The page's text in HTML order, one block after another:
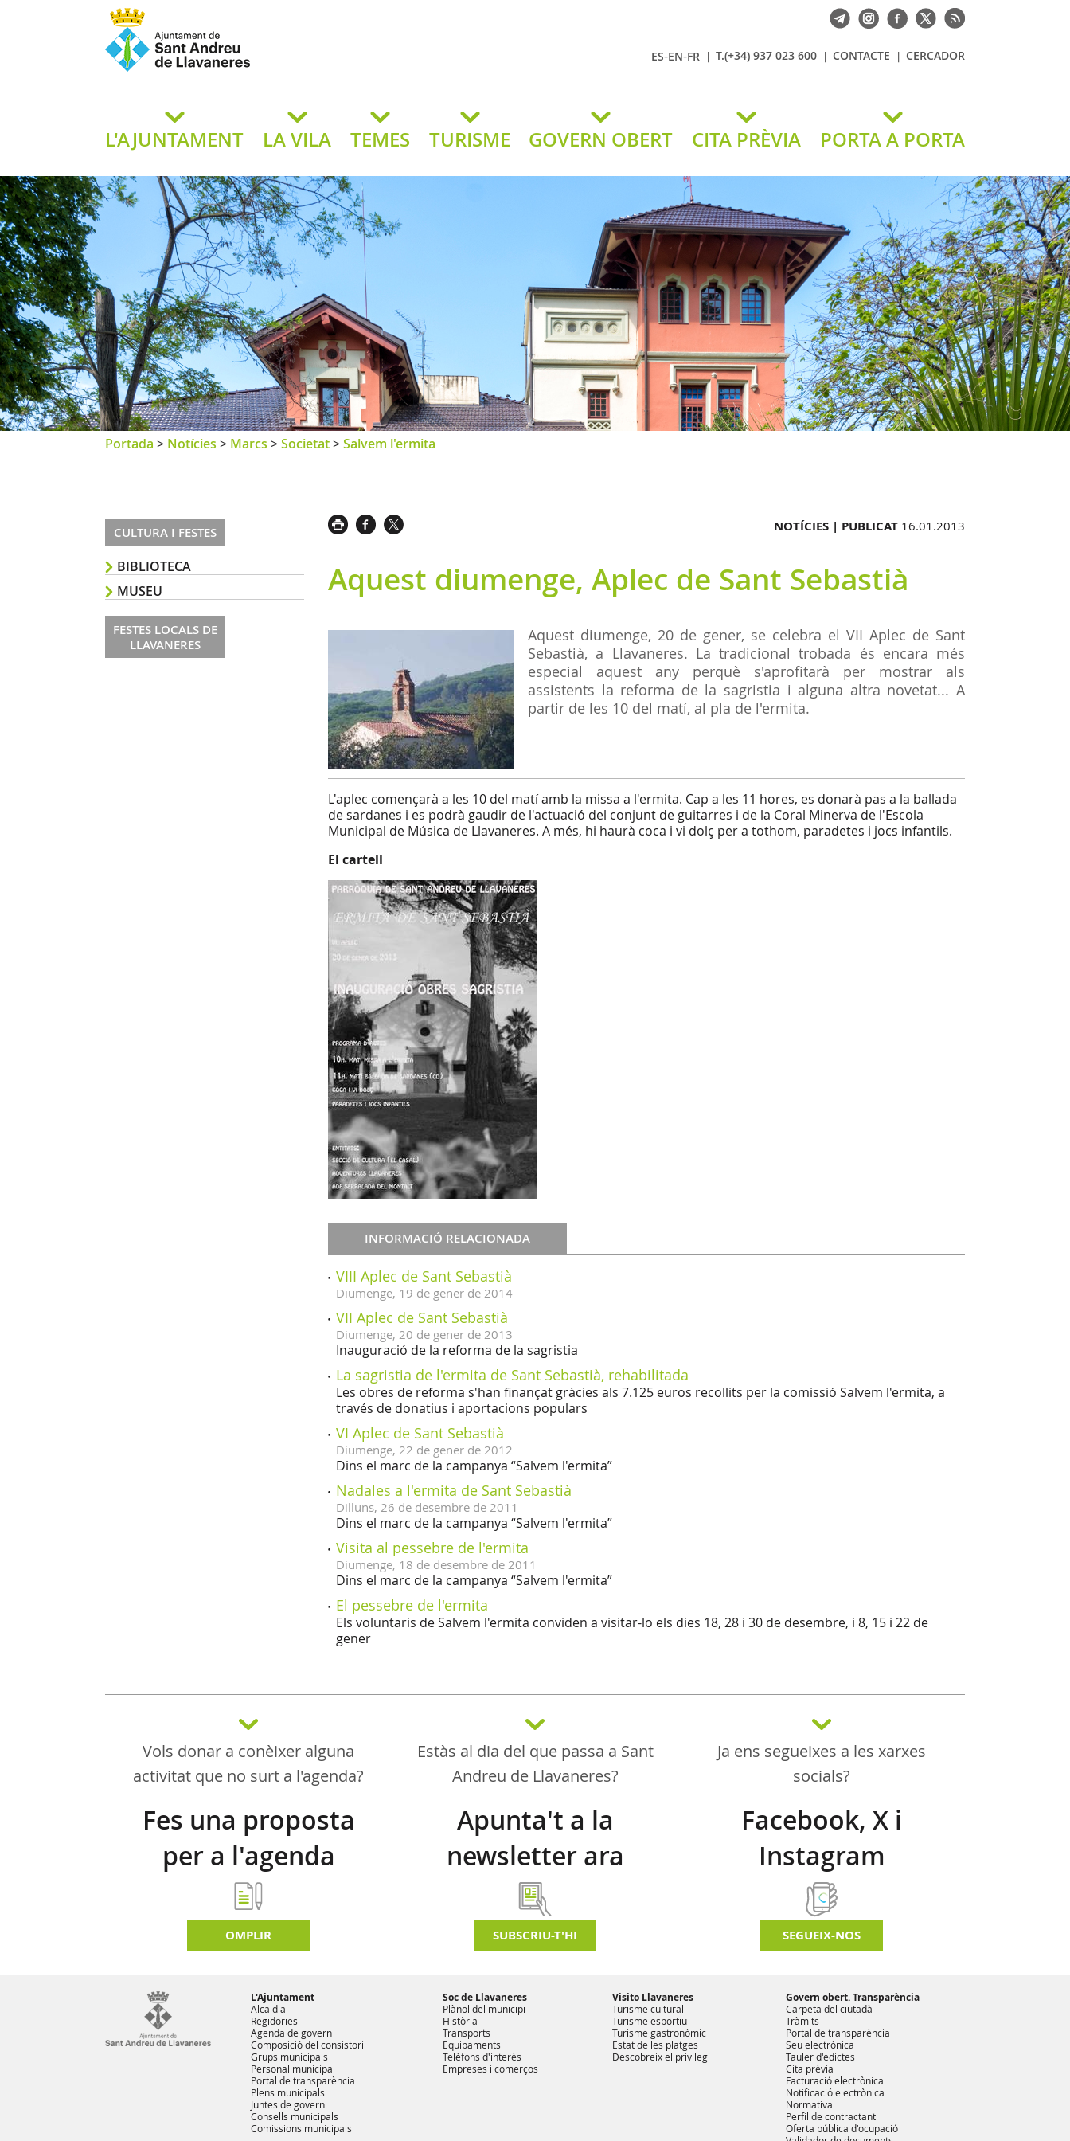
de Llavaneres
ES-EN-FR T.(+34) 937 023 600 CONTACTE CERCADOR
L'AJUNTAMENT LA VILA TEMES TURISME GOVERN OBERT CITA PRÈVIA PORTA A PORTA
Portada > Notícies > Marcs >Societat>Salvem l'ermita
CULTURA I FESTES
BIBLIOTECA
MUSEU
FESTES LOCALS DE
LLAVANERES
NOTÍCIES | PUBLICAT 16.01.2013
Aquest diumenge, Aplec de Sant Sebastià
Aquest diumenge, 20 de gener, se celebra el VII Aplec de Sant
Sebastià, a Llavaneres. La tradicional trobada és encara més
especial aquest any perquè s'aprofitarà per mostrar als
assistents la reforma de la sagristia i alguna altra novetat... A
partir de les 10 del matí, al pla de l'ermita.
L'aplec començarà a les 10 del matí amb la missa a l'ermita. Cap a les 11 hores, es donarà pas a la ballada
de sardanes i es podrà gaudir de l'actuació del conjunt de guitarres i de la Coral Minerva de l'Escola
Municipal de Música de Llavaneres. A més, hi haurà coca i vi dolç per a tothom, paradetes i jocs infantils.
El cartell
INFORMACIÓ RELACIONADA
VIII Aplec de Sant Sebastià
Diumenge, 19 de gener de 2014
VII Aplec de Sant Sebastià
Diumenge, 20 de gener de 2013
Inauguració de la reforma de la sagristia
La sagristia de l'ermita de Sant Sebastià, rehabilitada
Les obres de reforma s'han finançat gràcies als 7.125 euros recollits per la comissió Salvem l'ermita, a
través de donatius i aportacions populars
VI Aplec de Sant Sebastià
Diumenge, 22 de gener de 2012
Dins el marc de la campanya “Salvem l'ermita”
Nadales a l'ermita de Sant Sebastià
Dilluns, 26 de desembre de 2011
Dins el marc de la campanya “Salvem l'ermita”
Visita al pessebre de l'ermita
Diumenge, 18 de desembre de 2011
Dins el marc de la campanya “Salvem l'ermita”
El pessebre de l'ermita
Els voluntaris de Salvem l'ermita conviden a visitar-lo els dies 18, 28 i 30 de desembre, i 8, 15 i 22 de
gener
Vols donar a conèixer alguna
activitat que no surt a l'agenda?
Fes una proposta
per a l'agenda
d'activitats
OMPLIR
Estàs al dia del que passa a Sant
Andreu de Llavaneres?
Apunta't a la
newsletter ara
SUBSCRIU-T'HI
Ja ens segueixes a les xarxes
socials?
Facebook, X i
Instagram
SEGUEIX-NOS
L'Ajuntament
Alcaldia
Regidories
Agenda de govern
Composició del consistori
Grups municipals
Personal municipal
Portal de transparència
Plens municipals
Juntes de govern
Consells municipals
Comissions municipals
Soc de Llavaneres
Plànol del municipi
Història
Transports
Equipaments
Telèfons d'interès
Empreses i comerços
Visito Llavaneres
Turisme cultural
Turisme esportiu
Turisme gastronòmic
Estat de les platges
Descobreix el privilegi
Govern obert. Transparència
Carpeta del ciutadà
Tràmits
Portal de transparència
Seu electrònica
Tauler d'edictes
Cita prèvia
Facturació electrònica
Notificació electrònica
Normativa
Perfil de contractant
Oferta pública d'ocupació